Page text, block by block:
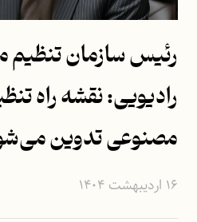
رئیس سازمان تنظیم
رادیویی: نقشه راه
مصنوعی تدوین
۱۶ اردیبهشت ۱۴۰۴